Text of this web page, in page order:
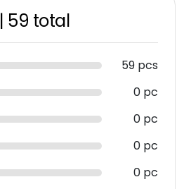
| 59 total
59 pcs
0 pc
0 pc
0 pc
0 pc